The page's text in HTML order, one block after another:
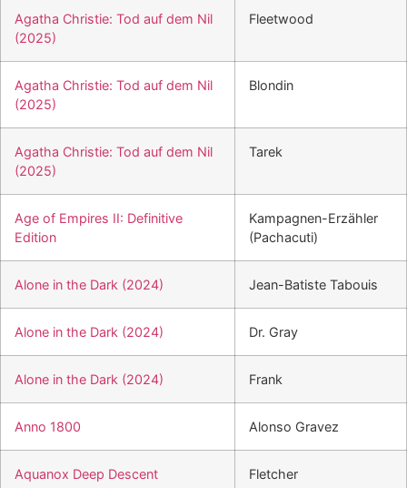
Agatha Christie: Tod auf dem Nil
(2025)
Fleetwood
Agatha Christie: Tod auf dem Nil
(2025)
Blondin
Agatha Christie: Tod auf dem Nil
(2025)
Tarek
Age of Empires II: Definitive
Edition
Kampagnen-Erzähler
(Pachacuti)
Alone in the Dark (2024) Jean-Batiste Tabouis
Alone in the Dark (2024) Dr. Gray
Alone in the Dark (2024) Frank
Anno 1800 Alonso Gravez
Aquanox Deep Descent Fletcher